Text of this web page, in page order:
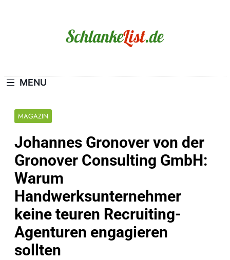
MENU
MAGAZIN
Johannes Gronover von der
Gronover Consulting GmbH:
Warum
Handwerksunternehmer
keine teuren Recruiting-
Agenturen engagieren
sollten